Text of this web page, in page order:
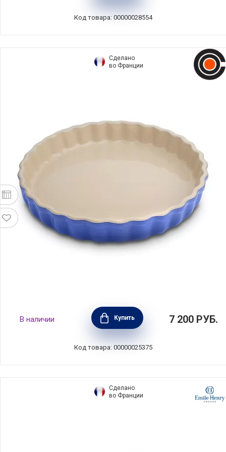
Код товара: 00000028554
Сделано
во Франции
Форма для выпечки рифленая круглая 28
см, материал керамика, цвет синий, Le
Creuset, Франция, 91015928310100
В наличии Купить 7 200 РУБ.
Код товара: 00000025375
Сделано
во Франции